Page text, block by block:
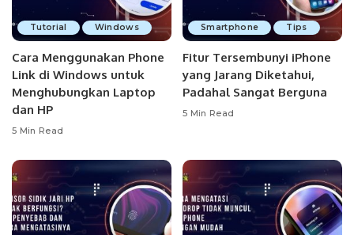
Tutorial Windows
Cara Menggunakan Phone
Link di Windows untuk
Menghubungkan Laptop
dan HP
5 Min Read
Smartphone Tips
Fitur Tersembunyi iPhone
yang Jarang Diketahui,
Padahal Sangat Berguna
5 Min Read